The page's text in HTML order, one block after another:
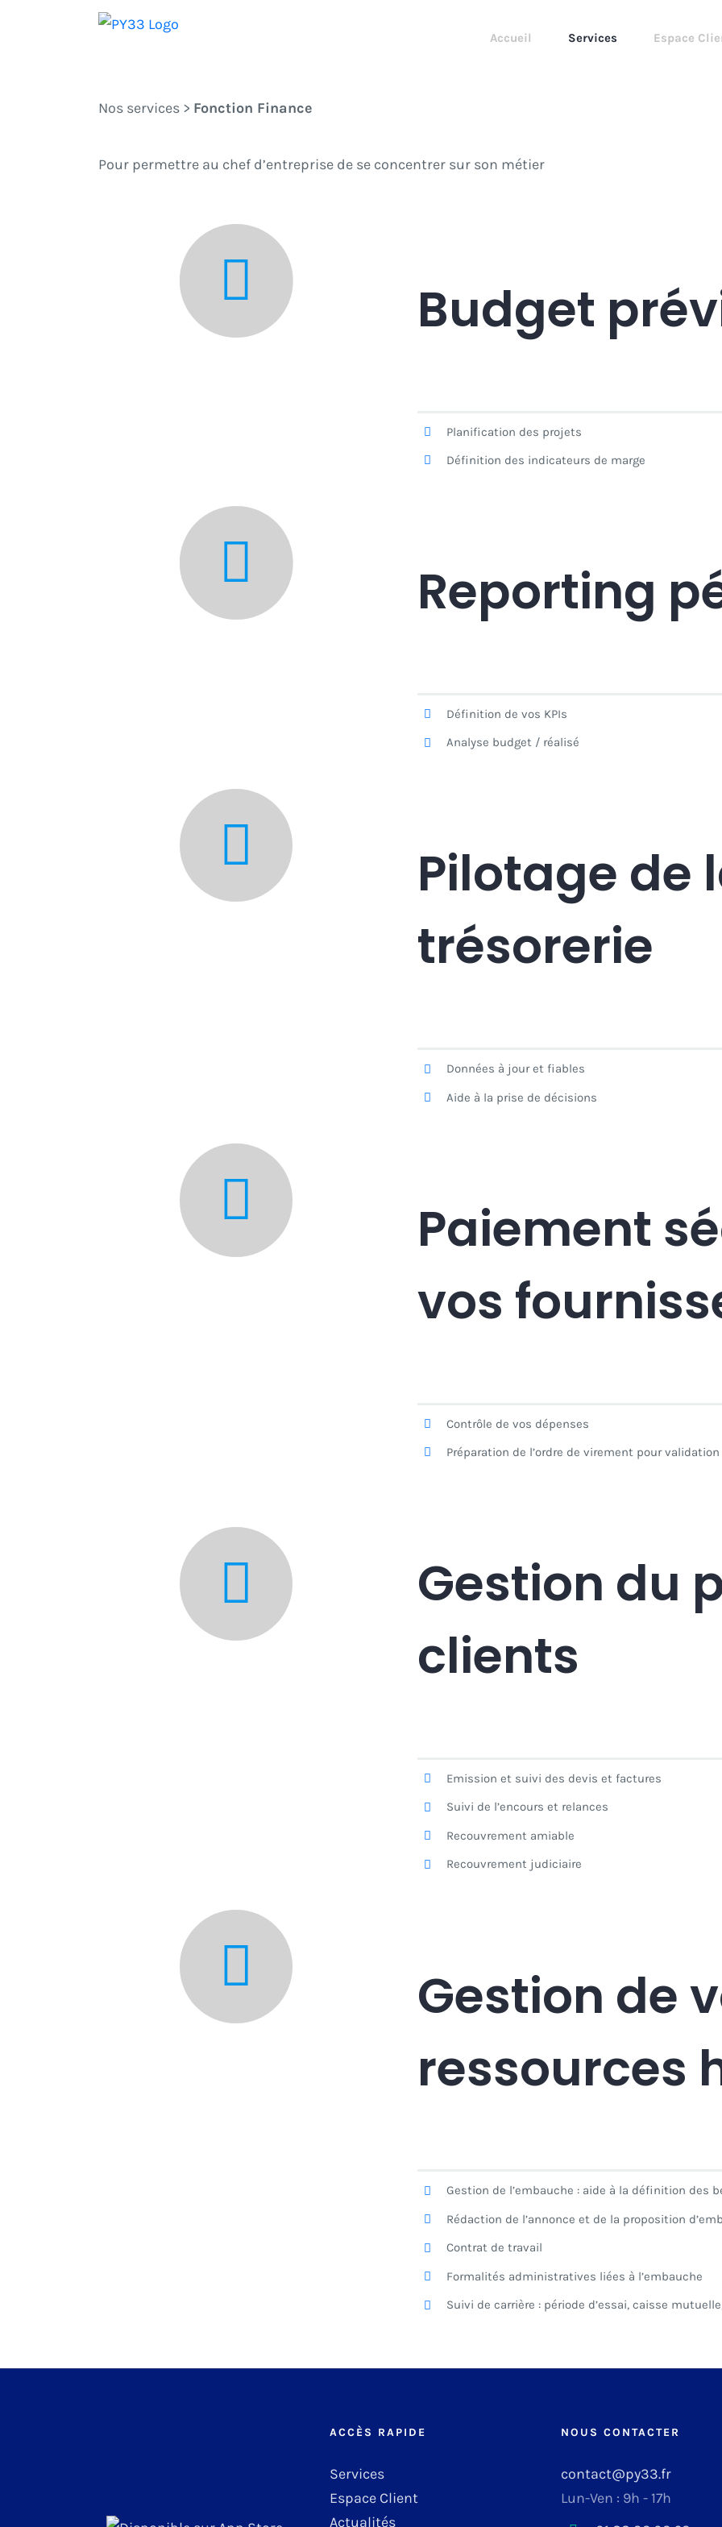
Accueil Services Espace
Nos services > Fonction Finance
Pour permettre au chef d’entreprise de se concentrer sur son métier
Budget
Planification des projets
Définition des indicateurs de marge
Reporting
Définition de vos KPIs
Analyse budget / réalisé
Pilotage de
trésorerie
Données à jour et fiables
Aide à la prise de décisions
Paiement
vos
Contrôle de vos dépenses
Préparation de l’ordre de virement pour validation
Gestion du
clients
Emission et suivi des devis et factures
Suivi de l’encours et relances
Recouvrement amiable
Recouvrement judiciaire
Gestion de
ressources
Gestion de l’embauche : aide à la définition des
Rédaction de l’annonce et de la proposition
Contrat de travail
Formalités administratives liées à l’embauche
Suivi de carrière : période d’essai, caisse
ACCÈS RAPIDE
Services
Espace Client
Actualités
NOUS CONTACTER
contact@py33.fr
Lun-Ven : 9h - 17h